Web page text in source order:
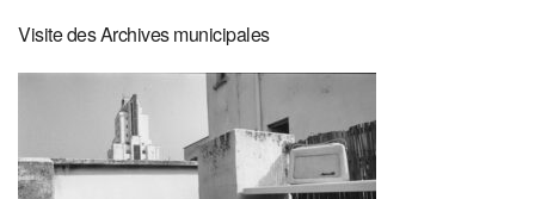
Visite des Archives municipales